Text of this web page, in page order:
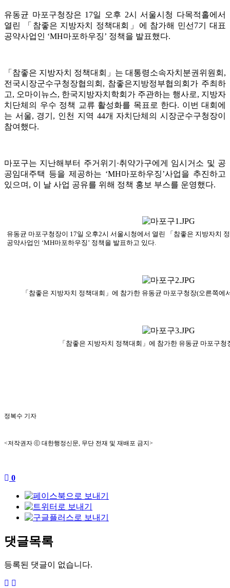
유동균 마포구청장은 17일 오후 2시서울시청 다목적홀에서
열린
「 참좋은 지방자치 정책대회 」 에 참가해 민선 7기 대표
공약사업인 ‘MH마포하우징’ 정책을 발표했다.
「 참좋은 지방자치 정책대회 」 는 대통령소속자치분권위원회 ,
전국시장군수구청장협의회 , 참좋은지방정부협의회가 주최하
고, 오마이뉴스, 한국지방자치학회가 주관하는 행사로, 지방자
치단체의 우수 정책 교류 활성화를 목표로 한다. 이번 대회에
는 서울, 경기 , 인천 지역 44개 자치단체의 시장군수구청장이
참여했다.
마포구는 지난해부터 주거위기 ·취약가구에게 임시거소 및 공
공임대주택 등을 제공하는 ‘MH마포하우징’사업을 추진하고
있으며 , 이 날 사업 공유를 위해 정책 홍보 부스를 운영했다.
유동균 마포구청장이 17일 오후2시 서울시청에서 열린 「참좋은 지방자치
공약사업인 ‘MH마포하우징’ 정책을 발표하고 있다.
「참좋은 지방자치 정책대회」에 참가한 유동균 마포구청장(오른쪽에
「참좋은 지방자치 정책대회」에 참가한 유동균 마포구청
정복수 기자
<저작권자 ⓒ 대한행정신문, 무단 전재 및 재배포 금지>
0
댓글목록
등록된 댓글이 없습니다.